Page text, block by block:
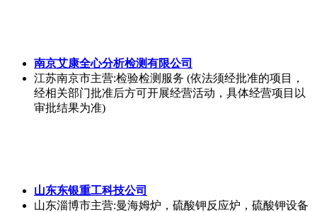
南京艾康全心分析检测有限公司
江苏南京市主营:检验检测服务 (依法须经批准的项目，
经相关部门批准后方可开展经营活动，具体经营项目以
审批结果为准)
山东东银重工科技公司
山东淄博市主营:曼海姆炉，硫酸钾反应炉，硫酸钾设备